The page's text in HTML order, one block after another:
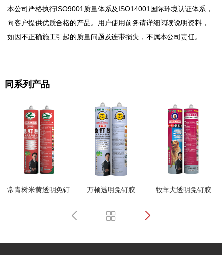
本公司严格执行ISO9001质量体系及ISO14001国际环境认证体系，
向客户提供优质合格的产品。用户使用前务请详细阅读说明资料，
如因不正确施工引起的质量问题及连带损失，不属本公司责任。
同系列产品
常青树米黄透明免钉
万顿透明免钉胶 牧羊犬透明免钉胶